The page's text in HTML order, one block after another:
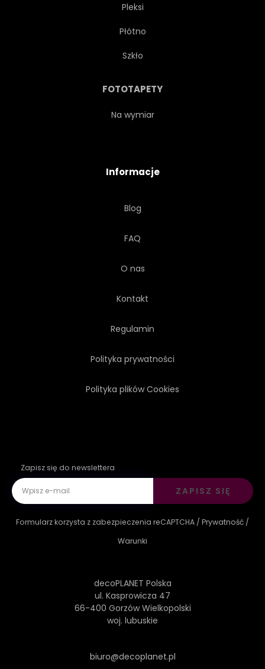
MANHATAN
Pleksi
Płótno
Szkło
FOTOTAPETY
Na wymiar
Informacje
Blog
FAQ
O nas
Kontakt
Regulamin
Polityka prywatności
Polityka plików Cookies
Zapisz się do newslettera
ZAPISZ SIĘ
Formularz korzysta z zabezpieczenia reCAPTCHA / Prywatność /
Warunki
decoPLANET Polska
ul. Kasprowicza 47
66-400 Gorzów Wielkopolski
woj. lubuskie
biuro@decoplanet.pl